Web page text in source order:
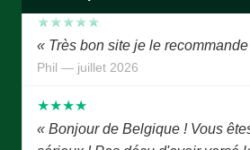
« Très bon site je le recommande
Phil — juillet 2026
« Bonjour de Belgique ! Vous
sérieux ! Pas déçu d'avoir versé